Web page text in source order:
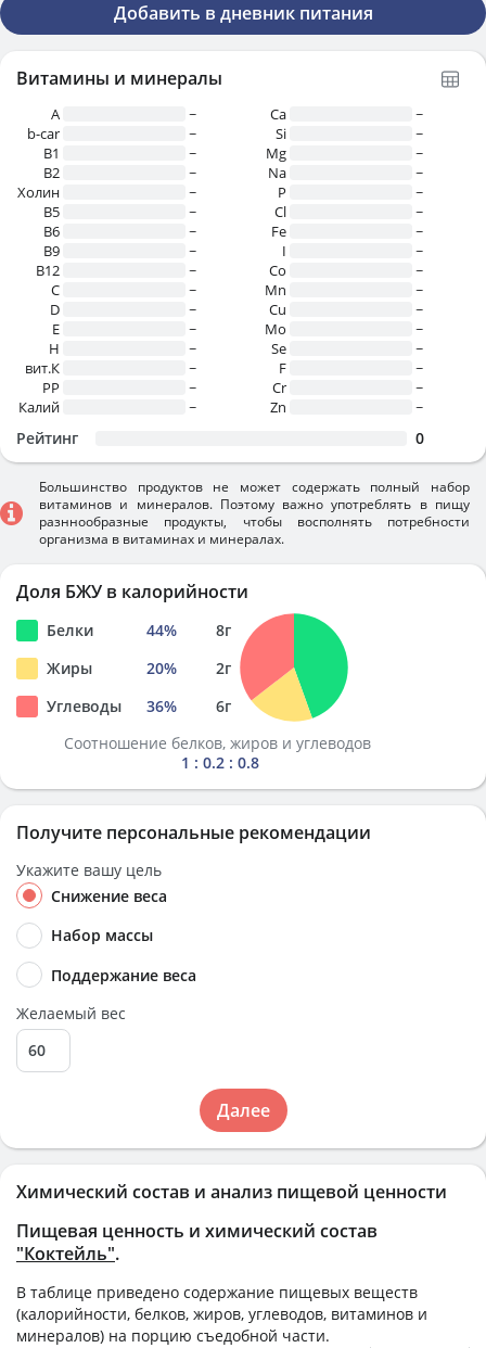
Химический состав и анализ пищевой ценности
Пищевая ценность и химический состав
"Коктейль".
В таблице приведено содержание пищевых веществ
(калорийности, белков, жиров, углеводов, витаминов и
минералов) на порцию съедобной части.
Добавить в дневник питания
Витамины и минералы
A
~
b-car
~
В1
~
B2
~
Холин
~
B5
~
B6
~
B9
~
B12
~
C
~
D
~
E
~
H
~
вит.К
~
PP
~
Калий
~
Ca
~
Si
~
Mg
~
Na
~
P
~
Cl
~
Fe
~
I
~
Co
~
Mn
~
Cu
~
Mo
~
Se
~
F
~
Cr
~
Zn
~
Рейтинг 0
Большинство продуктов не может содержать полный набор
витаминов и минералов. Поэтому важно употреблять в пищу
разннообразные продукты, чтобы восполнять потребности
организма в витаминах и минералах.
Доля БЖУ в калорийности
Белки 44% 8г
Жиры
20% 2г
Углеводы
36% 6г
Соотношение белков, жиров и углеводов
1 : 0.2 : 0.8
Получите персональные рекомендации
Укажите вашу цель
Снижение веса
Набор массы
Поддержание веса
Желаемый вес
Далее